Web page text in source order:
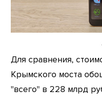
Для сравнения,
Крымского моста
"всего" в 228 млрд